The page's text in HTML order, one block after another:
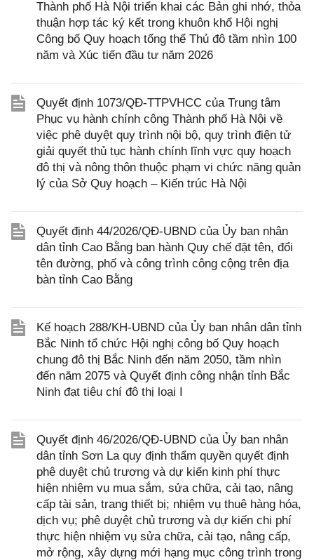
Thành phố Hà Nội triển khai các Bản ghi nhớ, thỏa
thuận hợp tác ký kết trong khuôn khổ Hội nghị
Công bố Quy hoạch tổng thể Thủ đô tầm nhìn 100
năm và Xúc tiến đầu tư năm 2026
Quyết định 1073/QĐ-TTPVHCC của Trung tâm
Phục vụ hành chính công Thành phố Hà Nội về
việc phê duyệt quy trình nội bộ, quy trình điện tử
giải quyết thủ tục hành chính lĩnh vực quy hoạch
đô thị và nông thôn thuộc phạm vi chức năng quản
lý của Sở Quy hoạch – Kiến trúc Hà Nội
Quyết định 44/2026/QĐ-UBND của Ủy ban nhân
dân tỉnh Cao Bằng ban hành Quy chế đặt tên, đổi
tên đường, phố và công trình công cộng trên địa
bàn tỉnh Cao Bằng
Kế hoạch 288/KH-UBND của Ủy ban nhân dân tỉnh
Bắc Ninh tổ chức Hội nghị công bố Quy hoạch
chung đô thị Bắc Ninh đến năm 2050, tầm nhìn
đến năm 2075 và Quyết định công nhận tỉnh Bắc
Ninh đạt tiêu chí đô thị loại I
Quyết định 46/2026/QĐ-UBND của Ủy ban nhân
dân tỉnh Sơn La quy định thẩm quyền quyết định
phê duyệt chủ trương và dự kiến kinh phí thực
hiện nhiệm vụ mua sắm, sửa chữa, cải tạo, nâng
cấp tài sản, trang thiết bị; nhiệm vụ thuê hàng hóa,
dịch vụ; phê duyệt chủ trương và dự kiến chi phí
thực hiện nhiệm vụ sửa chữa, cải tạo, nâng cấp,
mở rộng, xây dựng mới hạng mục công trình trong